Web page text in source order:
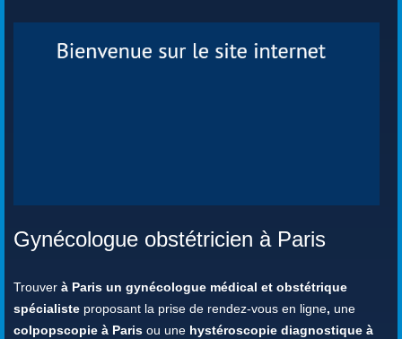
Gynécologue obstétricien à Paris
Trouver à Paris un gynécologue médical et obstétrique
spécialiste proposant la prise de rendez-vous en ligne, une
colpopscopie à Paris ou une hystéroscopie diagnostique à